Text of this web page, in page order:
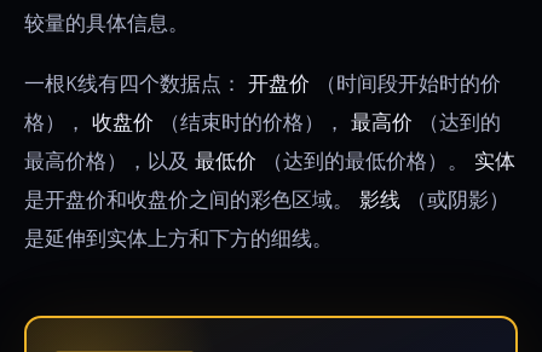
较量的具体信息。
一根K线有四个数据点： 开盘价 （时间段开始时的价
格）， 收盘价 （结束时的价格）， 最高价 （达到的
最高价格），以及 最低价 （达到的最低价格）。 实体
是开盘价和收盘价之间的彩色区域。 影线 （或阴影）
是延伸到实体上方和下方的细线。